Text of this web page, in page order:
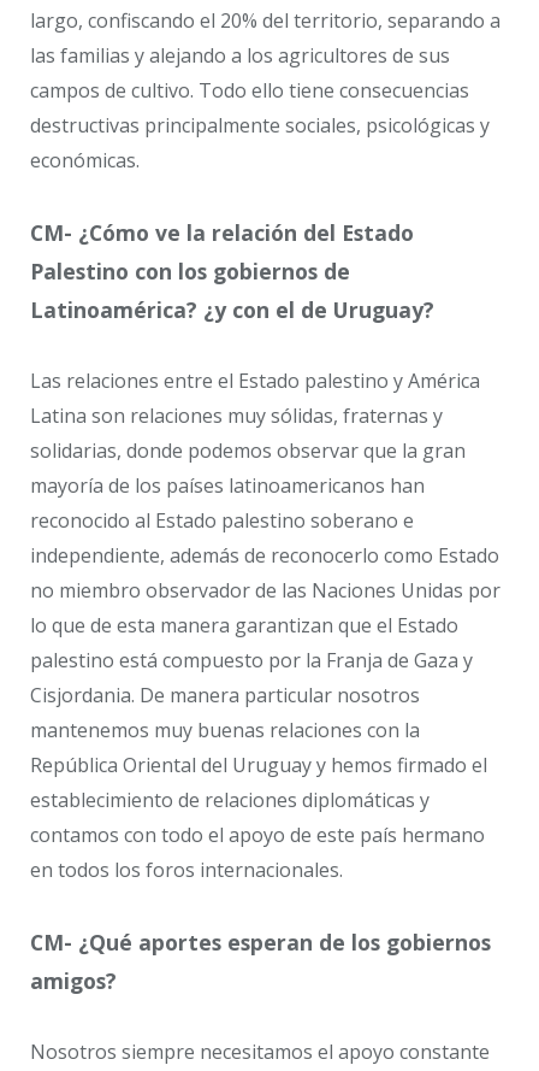
largo, confiscando el 20% del territorio, separando a
las familias y alejando a los agricultores de sus
campos de cultivo. Todo ello tiene consecuencias
destructivas principalmente sociales, psicológicas y
económicas.
CM- ¿Cómo ve la relación del Estado
Palestino con los gobiernos de
Latinoamérica? ¿y con el de Uruguay?
Las relaciones entre el Estado palestino y América
Latina son relaciones muy sólidas, fraternas y
solidarias, donde podemos observar que la gran
mayoría de los países latinoamericanos han
reconocido al Estado palestino soberano e
independiente, además de reconocerlo como Estado
no miembro observador de las Naciones Unidas por
lo que de esta manera garantizan que el Estado
palestino está compuesto por la Franja de Gaza y
Cisjordania. De manera particular nosotros
mantenemos muy buenas relaciones con la
República Oriental del Uruguay y hemos firmado el
establecimiento de relaciones diplomáticas y
contamos con todo el apoyo de este país hermano
en todos los foros internacionales.
CM- ¿Qué aportes esperan de los gobiernos
amigos?
Nosotros siempre necesitamos el apoyo constante